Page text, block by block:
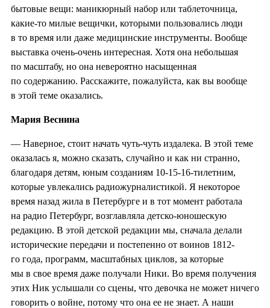
бытовые вещи: маникюрный набор или таблеточница,
какие-то милые вещички, которыми пользовались люди
в то время или даже медицинские инструменты. Вообще
выставка очень-очень интересная. Хотя она небольшая
по масштабу, но она невероятно насыщенная
по содержанию. Расскажите, пожалуйста, как вы вообще
в этой теме оказались.
Мария Веснина
— Наверное, стоит начать чуть-чуть издалека. В этой теме
оказалась я, можно сказать, случайно и как ни странно,
благодаря детям, юным созданиям 10-15-16-тилетним,
которые увлекались радиожурналистикой. Я некоторое
время назад жила в Петербурге и в тот момент работала
на радио Петербург, возглавляла детско-юношескую
редакцию. В этой детской редакции мы, сначала делали
исторические передачи и постепенно от воинов 1812-
го года, программ, масштабных циклов, за которые
мы в свое время даже получали Ники. Во время получения
этих Ник услышали со сцены, что девочка не может ничего
говорить о войне, потому что она ее не знает. А наши